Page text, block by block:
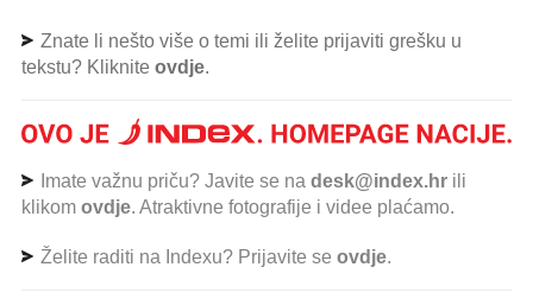
Znate li nešto više o temi ili želite prijaviti grešku u
tekstu? Kliknite ovdje.
Imate važnu priču? Javite se na desk@index.hr ili
klikom ovdje. Atraktivne fotografije i videe plaćamo.
Želite raditi na Indexu? Prijavite se ovdje.